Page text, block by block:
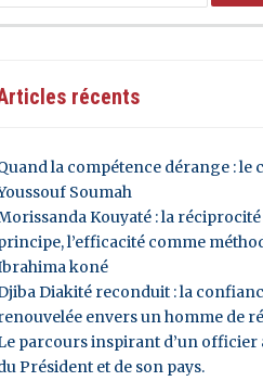
récents
la compétence dérange : le
Soumah
Kouyaté : la
l’efficacité comme
koné
Diakité reconduit : la
envers un homme de
parcours inspirant d’un officier
Président et de son pays.